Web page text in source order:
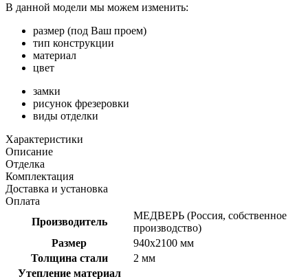
В данной модели мы можем изменить:
размер (под Ваш проем)
тип конструкции
материал
цвет
замки
рисунок фрезеровки
виды отделки
Характеристики
Описание
Отделка
Комплектация
Доставка и установка
Оплата
Производитель
МЕДВЕРЬ (Россия, собственное
производство)
Размер
940х2100 мм
Толщина стали
2 мм
Утепление материал